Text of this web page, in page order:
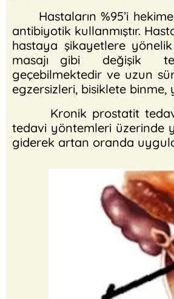
Hastaların %95’i
antibiyotik kullanmıştır.
hastaya şikayetlere
masajı gibi değişik
geçebilmektedir ve uzun
egzersizleri, bisiklete
Kronik prostatit
tedavi yöntemleri üzerinde
giderek artan oranda